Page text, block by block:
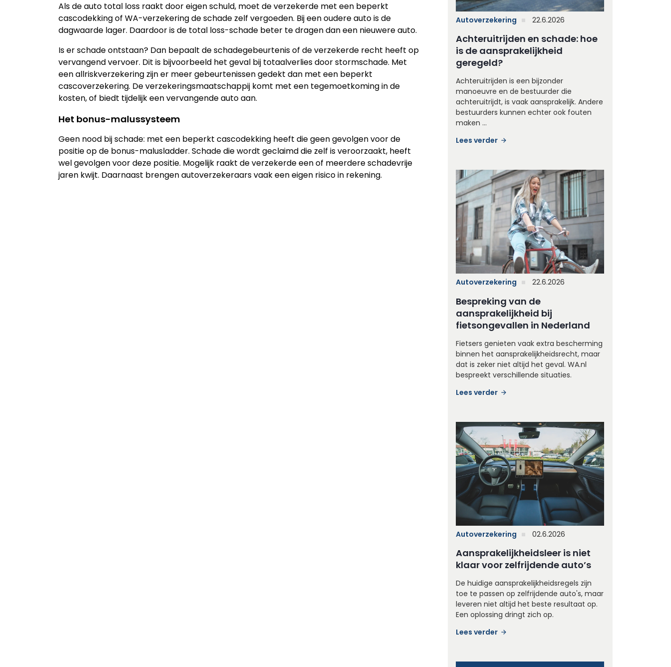
Als de auto total loss raakt door eigen schuld, moet de verzekerde met een beperkt
cascodekking of WA-verzekering de schade zelf vergoeden. Bij een oudere auto is de
dagwaarde lager. Daardoor is de total loss-schade beter te dragen dan een nieuwere auto.
Is er schade ontstaan? Dan bepaalt de schadegebeurtenis of de verzekerde recht heeft op
vervangend vervoer. Dit is bijvoorbeeld het geval bij totaalverlies door stormschade. Met
een allriskverzekering zijn er meer gebeurtenissen gedekt dan met een beperkt
cascoverzekering. De verzekeringsmaatschappij komt met een tegemoetkoming in de
kosten, of biedt tijdelijk een vervangende auto aan.
Het bonus-malussysteem
Geen nood bij schade: met een beperkt cascodekking heeft die geen gevolgen voor de
positie op de bonus-malusladder. Schade die wordt geclaimd die zelf is veroorzaakt, heeft
wel gevolgen voor deze positie. Mogelijk raakt de verzekerde een of meerdere schadevrije
jaren kwijt. Daarnaast brengen autoverzekeraars vaak een eigen risico in rekening.
Autoverzekering 22.6.2026
Achteruitrijden en schade: hoe
is de aansprakelijkheid
geregeld?
Achteruitrijden is een bijzonder
manoeuvre en de bestuurder die
achteruitrijdt, is vaak aansprakelijk. Andere
bestuurders kunnen echter ook fouten
maken ...
Lees verder
Autoverzekering 22.6.2026
Bespreking van de
aansprakelijkheid bij
fietsongevallen in Nederland
Fietsers genieten vaak extra bescherming
binnen het aansprakelijkheidsrecht, maar
dat is zeker niet altijd het geval. WA.nl
bespreekt verschillende situaties.
Lees verder
Autoverzekering 02.6.2026
Aansprakelijkheidsleer is niet
klaar voor zelfrijdende auto’s
De huidige aansprakelijkheidsregels zijn
toe te passen op zelfrijdende auto's, maar
leveren niet altijd het beste resultaat op.
Een oplossing dringt zich op.
Lees verder